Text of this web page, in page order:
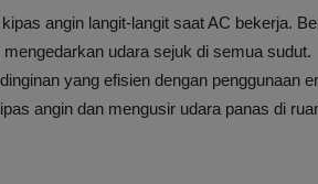
angin langit-langit saat AC bekerja.
udara sejuk di semua
yang efisien dengan penggunaan
angin dan mengusir udara panas di